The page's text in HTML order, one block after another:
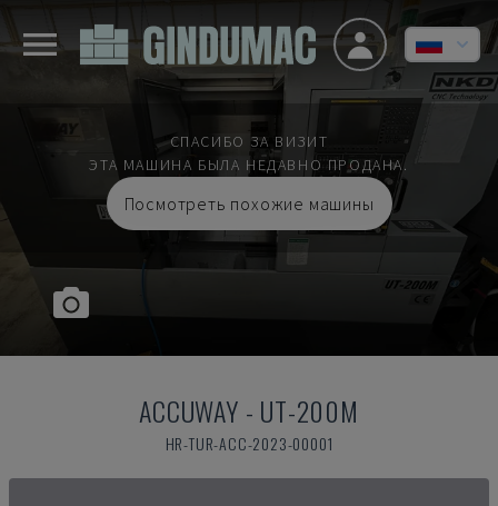
СПАСИБО ЗА ВИЗИТ
ЭТА МАШИНА БЫЛА НЕДАВНО ПРОДАНА.
Посмотреть похожие машины
ACCUWAY - UT-200M
HR-TUR-ACC-2023-00001